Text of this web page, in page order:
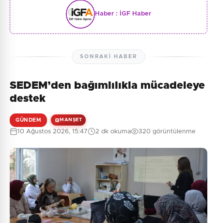
Haber : İGF Haber
SONRAKI HABER
SEDEM’den bağımlılıkla mücadeleye
destek
GÜNDEM MANŞET
10 Ağustos 2026, 15:47 2 dk okuma 320 görüntülenme